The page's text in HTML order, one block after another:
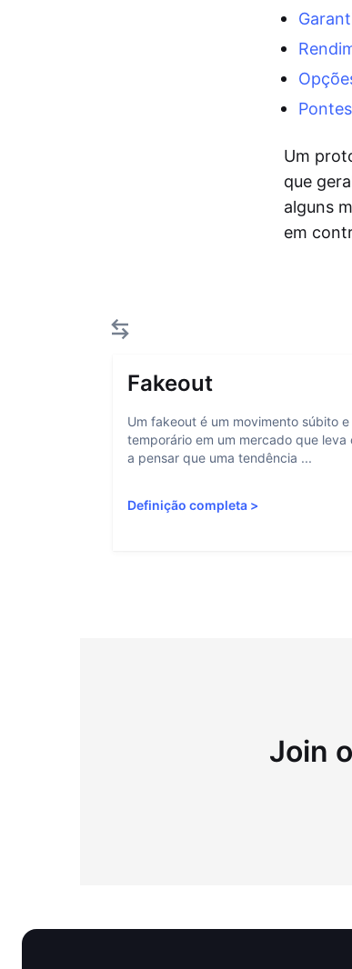
Pontes
Um
que
alguns
em
Fakeout
Um fakeout é um movimento súbito e
temporário em um mercado que leva
a pensar que uma tendência ...
Definição completa >
Join